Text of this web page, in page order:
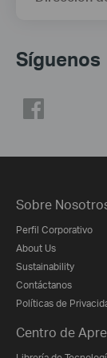
Síguenos
Sobre
Perfil Corporativo
About Us
Sustainability
Contáctanos
Políticas de
Centro de